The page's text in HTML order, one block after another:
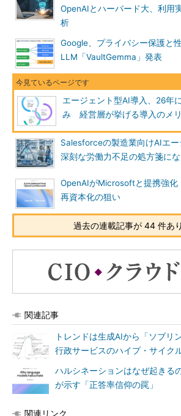
OpenAIとハーバード大、利用
析
Google、プライバシー保護と
LLM「VaultGemma」発表
エージェント型AI導入、26年
み 経営層が挙げる導入のメ
Salesforceの製造業向けAIエ
深刻な労働力不足の処方箋に
OpenAIがMicrosoftと提携強
再資本化の狙い
過去の連載記事が 44 件あ
関連記事
トレンドは生成AIから「ソブリ
行政サービスのハイプ・サイク
ハルシネーションはなぜ起き
が示す「正答率信仰の罠」
関連リンク